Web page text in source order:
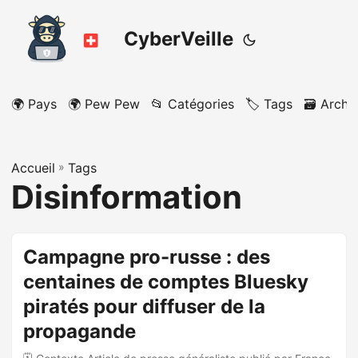
CyberVeille
🌍 Pays 🌍 Pew Pew 📂 Catégories 🏷️ Tags 🗃️
Accueil » Tags
Disinformation
Campagne pro-russe : des
centaines de comptes Bluesky
piratés pour diffuser de la
propagande